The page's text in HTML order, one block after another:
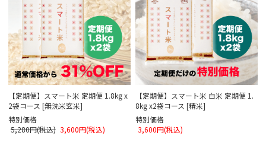
【定期便】スマート米 定期便 1.8kg x
2袋コース [無洗米玄米]
特別価格
5,280円(税込) 3,600円(税込)
【定期便】スマート米 白米 定期便 1.
8kg x2袋コース [精米]
特別価格
3,600円(税込)